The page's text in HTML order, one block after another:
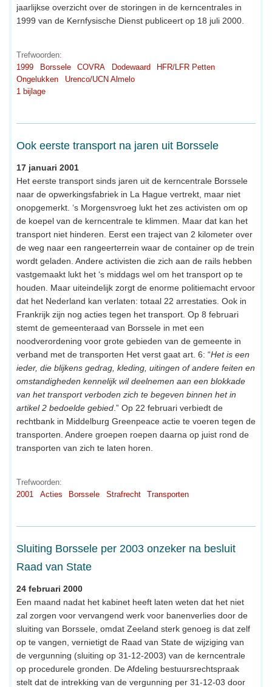
jaarlijkse overzicht over de storingen in de kerncentrales in
1999 van de Kernfysische Dienst publiceert op 18 juli 2000.
Trefwoorden:
1999
Borssele COVRA Dodewaard
HFR/LFR Petten
Ongelukken
Urenco/UCN Almelo
1 bijlage
Ook eerste transport na jaren uit Borssele
17 januari 2001
Het eerste transport sinds jaren uit de kerncentrale Borssele
naar de opwerkingsfabriek in La Hague vertrekt, maar niet
onopgemerkt. ‘s Morgensvroeg lukt het zes activisten om op
de koepel van de kerncentrale te klimmen. Maar dat kan het
transport niet hinderen. Eerst een traject van 2 kilometer over
de weg naar een rangeerterrein waar de container op de trein
wordt geladen. Andere activisten die zich aan de rails hebben
vastgemaakt lukt het ‘s middags wel om het transport op te
houden. Maar uiteindelijk zorgt de enorme politiemacht ervoor
dat het Nederland kan verlaten: totaal 22 arrestaties. Ook in
Frankrijk zijn nog acties tegen het transport. Op 8 februari
stemt de gemeenteraad van Borssele in met een
noodverordening voor grote gebieden van de gemeente in
verband met de transporten Het verst gaat art. 6: “Het is een
ieder, die blijkens gedrag, kleding, uitingen of andere feiten en
omstandigheden kennelijk wil deelnemen aan een blokkade
van het transport verboden zich te begeven binnen het in
artikel 2 bedoelde gebied.” Op 22 februari verbiedt de
rechtbank in Middelburg Greenpeace actie te voeren tegen de
transporten. Andere groepen roepen daarna op juist rond de
transporten van zich te laten horen.
Trefwoorden:
2001
Acties Borssele Strafrecht Transporten
Sluiting Borssele per 2003 onzeker na besluit
Raad van State
24 februari 2000
Een maand nadat het kabinet heeft laten weten dat het niet
zal zorgen voor vervangend werk voor banenverlies door de
sluiting van Borssele, omdat Zeeland sterk genoeg is dat zelf
op te vangen, vernietigt de Raad van State de wijziging van
de vergunning (sluiting op 31-12-2003) van de kerncentrale
op procedurele gronden. De Afdeling bestuursrechtspraak
stelt dat de intrekking van de vergunning per 31-12-03 door